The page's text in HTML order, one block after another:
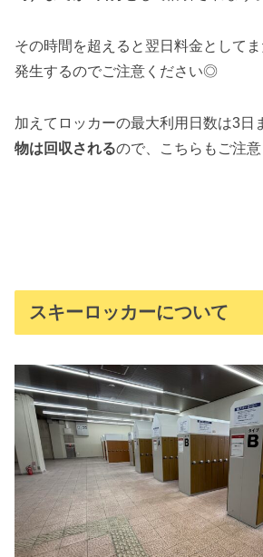
その時間を超えると翌日料金として
発生するのでご注意ください◎
加えてロッカーの最大利用日数は3日
物は回収されるので、こちらもご注意
スキーロッカーについて